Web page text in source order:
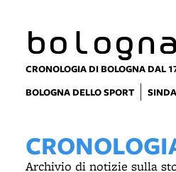
CRONOLOGIA DI BOLOGNA DAL
BOLOGNA DELLO SPORT
Archivio di notizie sulla